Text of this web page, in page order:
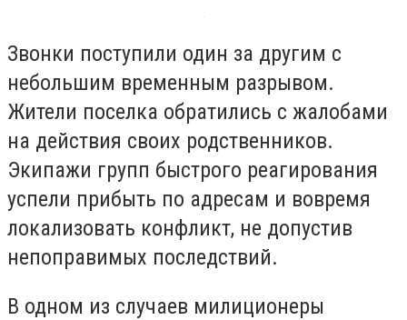
Звонки поступили один за другим с
небольшим временным разрывом.
Жители поселка обратились с жалобами
на действия своих родственников.
Экипажи групп быстрого реагирования
успели прибыть по адресам и вовремя
локализовать конфликт, не допустив
непоправимых последствий.
В одном из случаев милиционеры